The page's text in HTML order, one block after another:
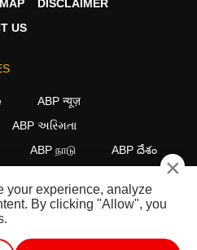
DISCLAIMER
US
ABP न्यूज़
ABP અસ્મિતા
ABP நாடு ABP దేశం
Code of Ethics. Copyright@2026.
×
your experience, analyze
By clicking "Allow", you